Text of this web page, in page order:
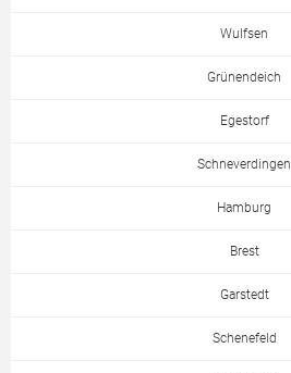
Wulfsen
Grünendeich
Egestorf
Schneverdingen
Hamburg
Brest
Garstedt
Schenefeld